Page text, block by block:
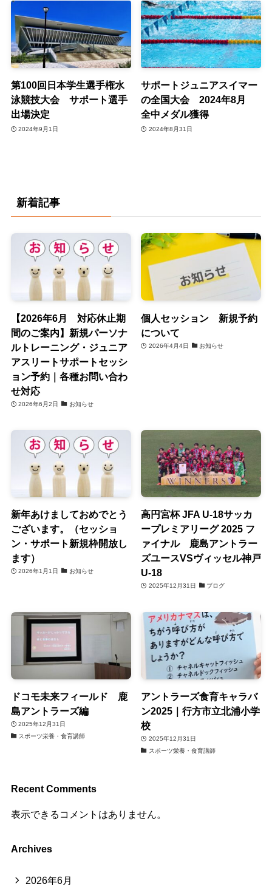
第100回日本学生選手権水
泳競技大会 サポート選手
出場決定
2024年9月1日
サポートジュニアスイマー
の全国大会 2024年8月
全中メダル獲得
2024年8月31日
新着記事
【2026年6月 対応休止期
間のご案内】新規パーソナ
ルトレーニング・ジュニア
アスリートサポートセッシ
ョン予約｜各種お問い合わ
せ対応
2026年6月2日 お知らせ
個人セッション 新規予約
について
2026年4月4日 お知らせ
新年あけましておめでとう
ございます。（セッショ
ン・サポート新規枠開放し
ます）
2026年1月1日 お知らせ
高円宮杯 JFA U-18サッカ
ープレミアリーグ 2025 フ
ァイナル 鹿島アントラー
ズユースVSヴィッセル神戸
U-18
2025年12月31日 ブログ
ドコモ未来フィールド 鹿
島アントラーズ編
2025年12月31日
スポーツ栄養・食育講師
アントラーズ食育キャラバ
ン2025｜行方市立北浦小学
校
2025年12月31日
スポーツ栄養・食育講師
Recent Comments
表示できるコメントはありません。
Archives
2026年6月